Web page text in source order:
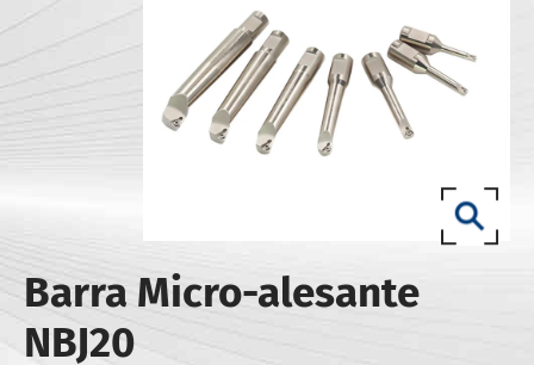
Barra Micro-alesante
NBJ20